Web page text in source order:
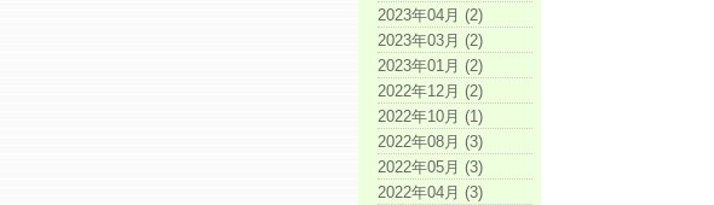
2023年04月 (2)
2023年03月 (2)
2023年01月 (2)
2022年12月 (2)
2022年10月 (1)
2022年08月 (3)
2022年05月 (3)
2022年04月 (3)